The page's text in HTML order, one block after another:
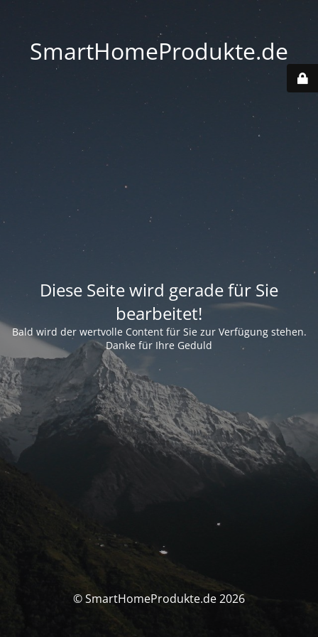
SmartHomeProdukte.de
Diese Seite wird gerade für Sie
bearbeitet!
Bald wird der wertvolle Content für Sie zur Verfügung stehen.
Danke für Ihre Geduld
© SmartHomeProdukte.de 2026